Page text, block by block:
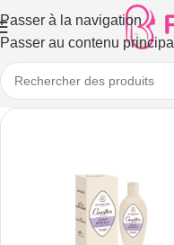
Passer à la navigation
Passer au contenu principal